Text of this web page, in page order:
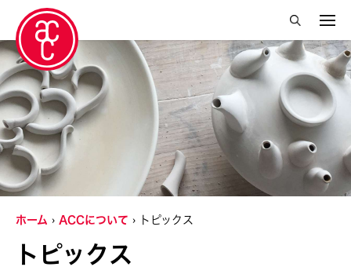
絞り込み検索を閉じる
年
2024
グランティ
Charles Reinhart
Crossing Borders Music
ホーム ACCについて トピックス
トピックス